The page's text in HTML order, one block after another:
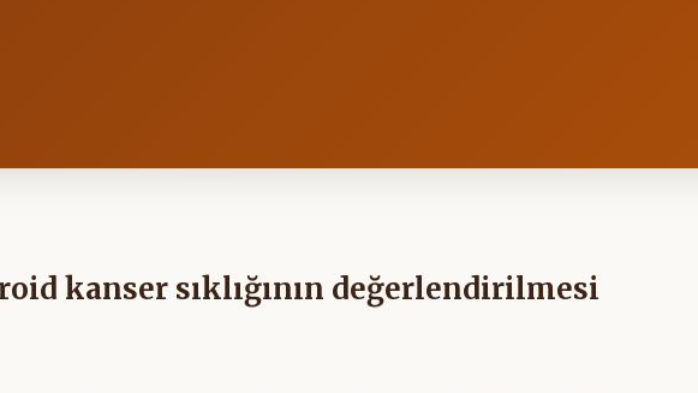
kanser sıklığının değerlendirilmesi